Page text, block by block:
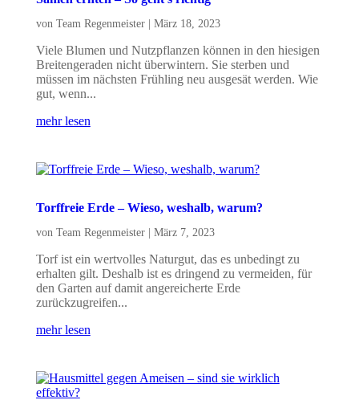
von Team Regenmeister| März 18, 2023
Viele Blumen und Nutzpflanzen können in den hiesigen
Breitengeraden nicht überwintern. Sie sterben und
müssen im nächsten Frühling neu ausgesät werden. Wie
gut, wenn...
mehr lesen
Torffreie Erde – Wieso, weshalb, warum?
von Team Regenmeister| März 7, 2023
Torf ist ein wertvolles Naturgut, das es unbedingt zu
erhalten gilt. Deshalb ist es dringend zu vermeiden, für
den Garten auf damit angereicherte Erde
zurückzugreifen...
mehr lesen